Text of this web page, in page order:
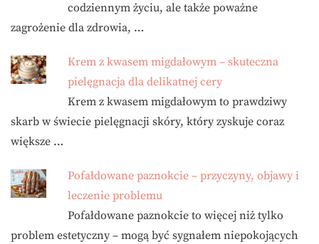
codziennym życiu, ale także poważne
zagrożenie dla zdrowia, …
Krem z kwasem migdałowym – skuteczna
pielęgnacja dla delikatnej cery
Krem z kwasem migdałowym to prawdziwy
skarb w świecie pielęgnacji skóry, który zyskuje coraz
większe …
Pofałdowane paznokcie – przyczyny, objawy i
leczenie problemu
Pofałdowane paznokcie to więcej niż tylko
problem estetyczny – mogą być sygnałem niepokojących